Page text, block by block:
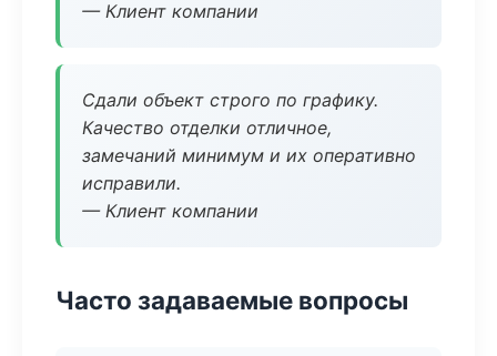
— Клиент компании
Сдали объект строго по графику.
Качество отделки отличное,
замечаний минимум и их оперативно
исправили.
— Клиент компании
Часто задаваемые вопросы